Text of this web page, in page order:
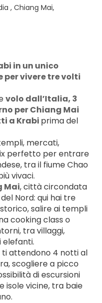
, Chiang Mai,
in un unico
per vivere tre volti
volo dall’Italia, 3
per Chiang Mai
a Krabi prima del
mercati,
perfetto per entrare
tra il fiume Chao
vivaci.
Mai, città circondata
Nord: qui hai tre
salire ai templi
cooking class o
tra villaggi,
elefanti.
ti attendono 4 notti al
scogliere a picco
di escursioni
isole vicine, tra baie